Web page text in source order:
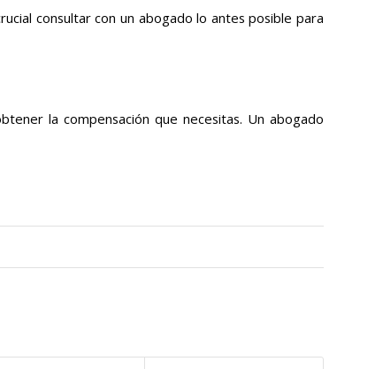
consultar con un abogado lo antes posible para
la compensación que necesitas. Un abogado